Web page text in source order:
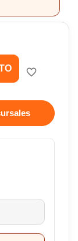
favorite_border